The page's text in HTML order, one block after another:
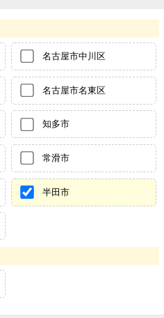
名古屋市中川区
名古屋市名東区
知多市
常滑市
半田市